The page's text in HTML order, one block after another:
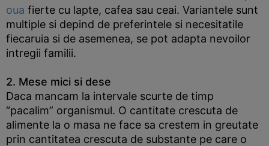
oua fierte cu lapte, cafea sau ceai. Variantele sunt
multiple si depind de preferintele si necesitatile
fiecaruia si de asemenea, se pot adapta nevoilor
intregii familii.
2. Mese mici si dese
Daca mancam la intervale scurte de timp
“pacalim” organismul. O cantitate crescuta de
alimente la o masa ne face sa crestem in greutate
prin cantitatea crescuta de substante pe care o